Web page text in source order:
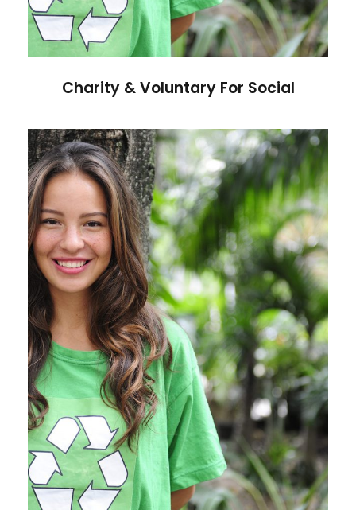
Charity & Voluntary For Social